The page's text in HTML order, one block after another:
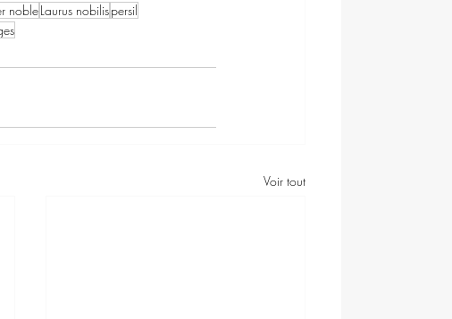
nobleLaurus nobilispersil
Voir tout